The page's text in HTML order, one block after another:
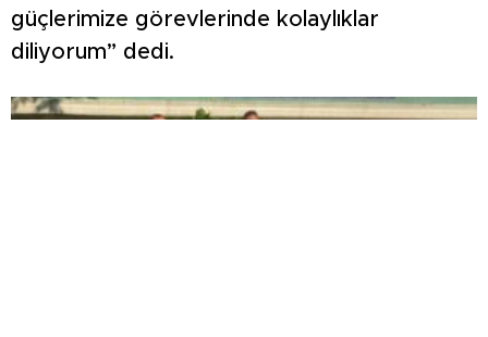
güçlerimize görevlerinde kolaylıklar
diliyorum” dedi.